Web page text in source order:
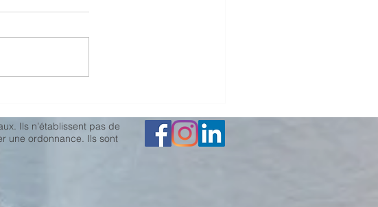
Ils n’établissent pas de
une ordonnance. Ils sont